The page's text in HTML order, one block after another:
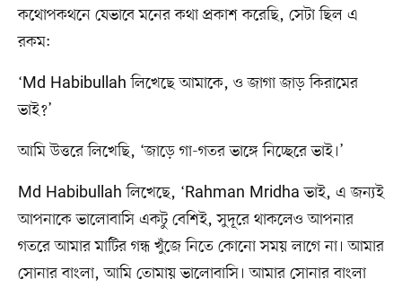
কথোপকথনে যেভাবে মনের কথা প্রকাশ করেছি, সেটা ছিল এ
রকম:
‘Md Habibullah লিখেছে আমাকে, ও জাগা জাড় কিরামের
ভাই?’
আমি উত্তরে লিখেছি, ‘জাড়ে গা-গতর ভাঙ্গে নিচ্ছেরে ভাই।’
Md Habibullah লিখেছে, ‘Rahman Mridha ভাই, এ জন্যই
আপনাকে ভালোবাসি একটু বেশিই, সুদূরে থাকলেও আপনার
গতরে আমার মাটির গন্ধ খুঁজে নিতে কোনো সময় লাগে না। আমার
সোনার বাংলা, আমি তোমায় ভালোবাসি। আমার সোনার বাংলা